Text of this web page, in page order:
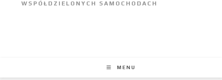
MENU